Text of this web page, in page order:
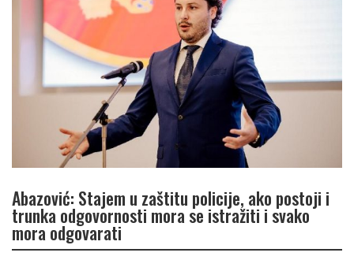
Abazović: Stajem u zaštitu policije, ako postoji i
trunka odgovornosti mora se istražiti i svako
mora odgovarati